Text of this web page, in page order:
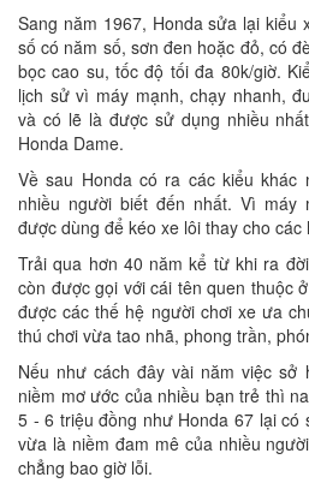
Sang năm 1967, Honda sửa lại kiểu
số có năm số, sơn đen hoặc đỏ, có
bọc cao su, tốc độ tối đa 80k/giờ.
lịch sử vì máy mạnh, chạy nhanh,
và có lẽ là được sử dụng nhiều
Honda Dame.
Về sau Honda có ra các kiểu khác
nhiều người biết đến nhất. Vì máy
được dùng để kéo xe lôi thay cho
Trải qua hơn 40 năm kể từ khi ra
còn được gọi với cái tên quen thuộc
được các thế hệ người chơi xe ưa
thú chơi vừa tao nhã, phong trần,
Nếu như cách đây vài năm việc
niềm mơ ước của nhiều bạn trẻ thì
5 - 6 triệu đồng như Honda 67 lại có
vừa là niềm đam mê của nhiều
chẳng bao giờ lỗi.